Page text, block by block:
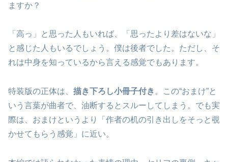
ますか？
「高っ」と思った人もいれば、「思ったより差はないな」
と感じた人もいるでしょう。僕は後者でした。ただし、そ
れは中身を知っているから言える感覚でもあります。
特装版の正体は、 描き下ろし小冊子付き 。この“おまけ”と
いう言葉が曲者で、油断するとスルーしてしまう。でも実
際は、おまけというより「作者の机の引き出しをそっと覗
かせてもらう感覚」に近い。